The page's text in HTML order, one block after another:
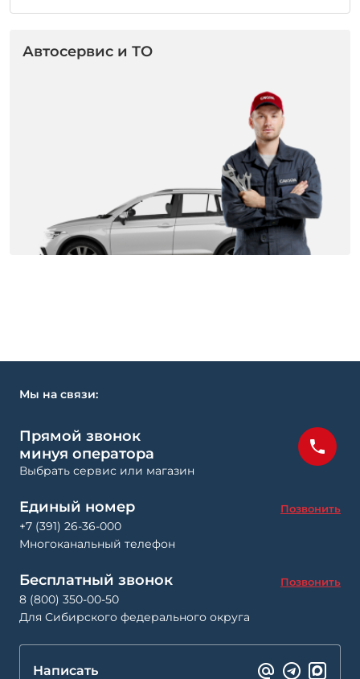
Автосервис и ТО
Мы на связи:
Прямой звонок
минуя оператора
Выбрать сервис или магазин
Единый номер Позвонить
+7 (391) 26-36-000
Многоканальный телефон
Бесплатный звонок Позвонить
8 (800) 350-00-50
Для Сибирского федерального округа
Написать